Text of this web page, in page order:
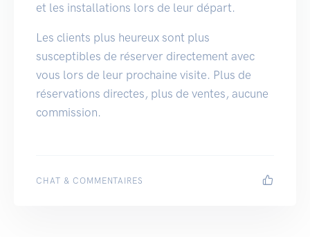
et les installations lors de leur départ.
Les clients plus heureux sont plus
susceptibles de réserver directement avec
vous lors de leur prochaine visite. Plus de
réservations directes, plus de ventes, aucune
commission.
CHAT & COMMENTAIRES